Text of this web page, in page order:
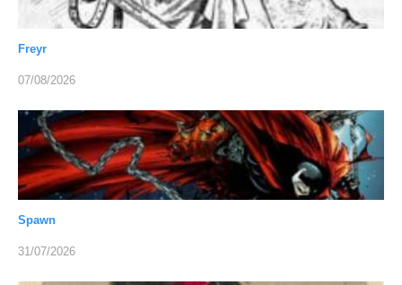
Freyr
07/08/2026
Spawn
31/07/2026